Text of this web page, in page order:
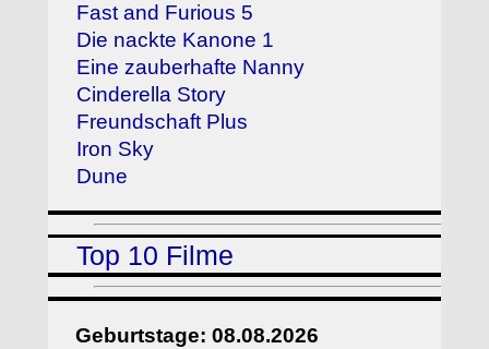
Fast and Furious 5
Die nackte Kanone 1
Eine zauberhafte Nanny
Cinderella Story
Freundschaft Plus
Iron Sky
Dune
Top 10 Filme
Geburtstage: 08.08.2026